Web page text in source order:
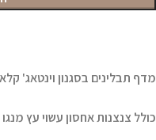
מדף תבלינים בסגנון וינטאג'
כולל צנצנות אחסון עשוי עץ